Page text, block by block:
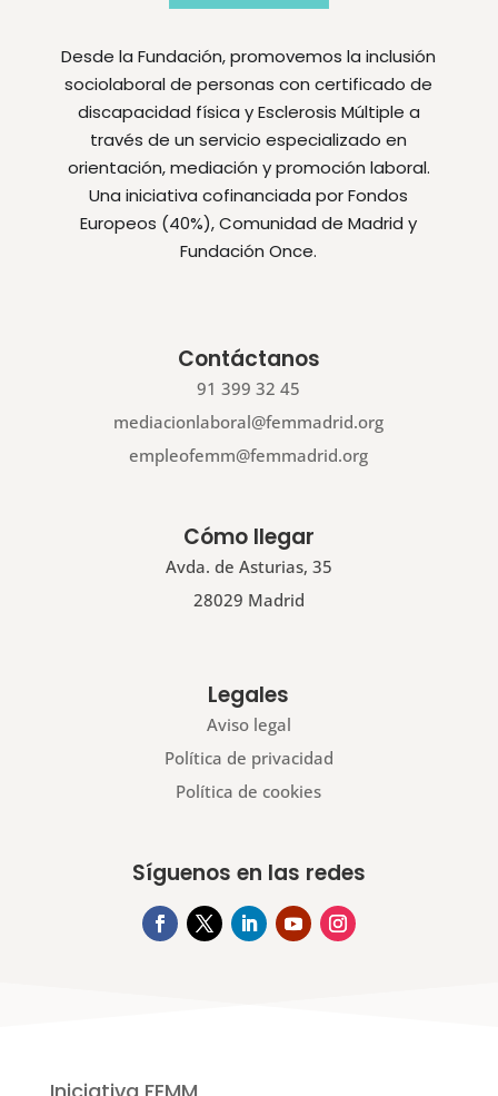
Desde la Fundación, promovemos la inclusión
sociolaboral de personas con certificado de
discapacidad física y Esclerosis Múltiple a
través de un servicio especializado en
orientación, mediación y promoción laboral.
Una iniciativa cofinanciada por Fondos
Europeos (40%), Comunidad de Madrid y
Fundación Once.
Contáctanos
91 399 32 45
mediacionlaboral@femmadrid.org
empleofemm@femmadrid.org
Cómo llegar
Avda. de Asturias, 35
28029 Madrid
Legales
Aviso legal
Política de privacidad
Política de cookies
Síguenos en las redes